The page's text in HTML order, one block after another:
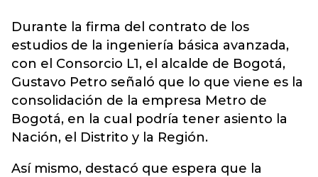
Durante la firma del contrato de los
estudios de la ingeniería básica avanzada,
con el Consorcio L1, el alcalde de Bogotá,
Gustavo Petro señaló que lo que viene es la
consolidación de la empresa Metro de
Bogotá, en la cual podría tener asiento la
Nación, el Distrito y la Región.
Así mismo, destacó que espera que la